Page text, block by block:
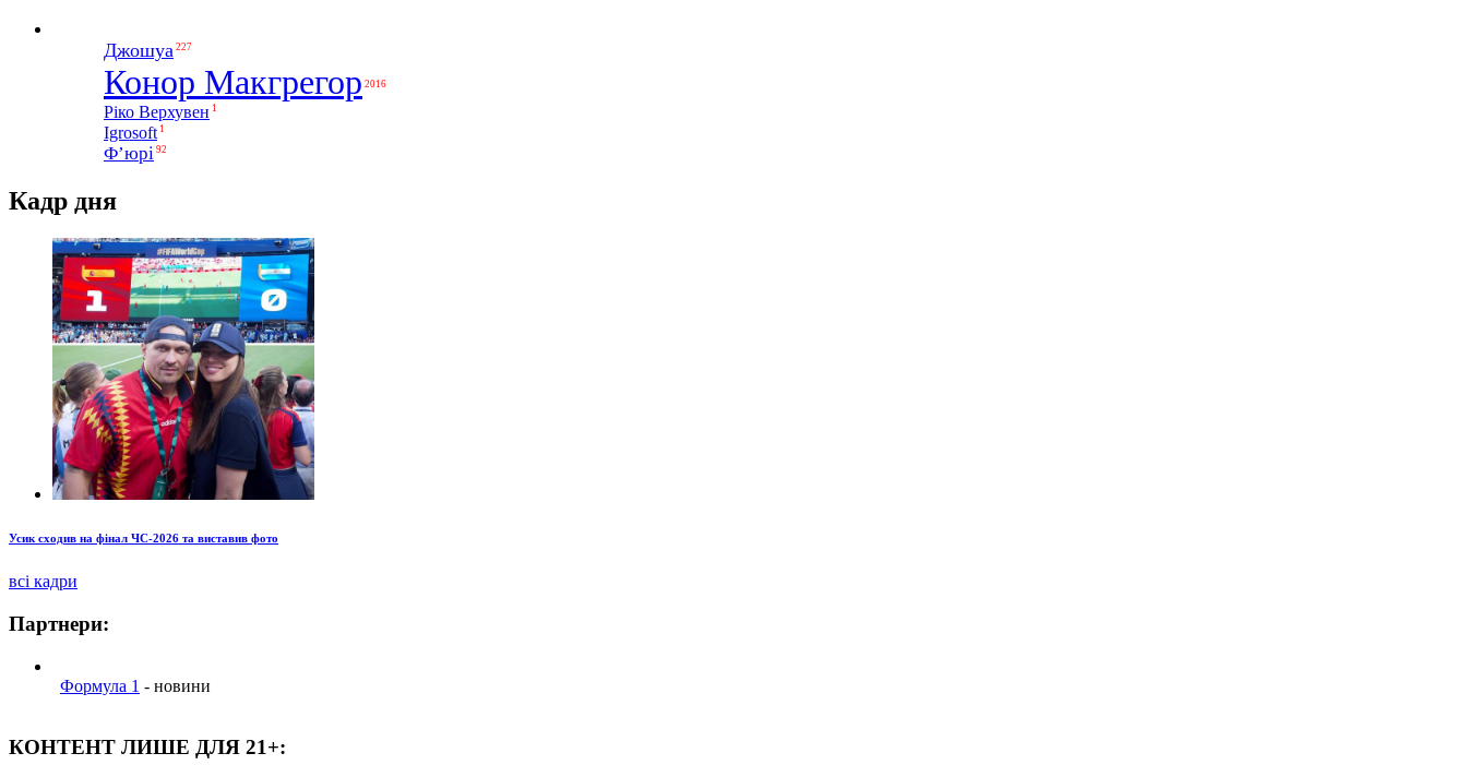
Джошуа 227
Конор Макгрегор 2016
Ріко Верхувен 1
Igrosoft 1
Ф’юрі 92
Кадр дня
Усик сходив на фінал ЧС-2026 та виставив фото
всі кадри
Партнери:
Формула 1 - новини
КОНТЕНТ ЛИШЕ ДЛЯ 21+: